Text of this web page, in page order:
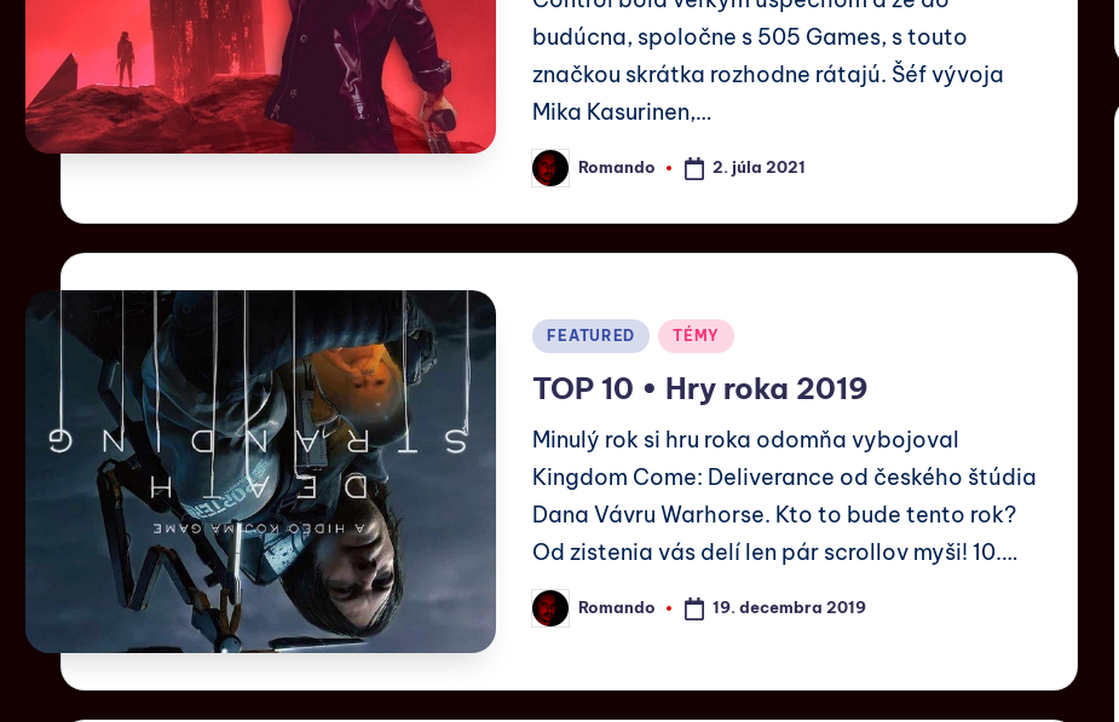
budúcna, spoločne s 505 Games, s touto
značkou skrátka rozhodne rátajú. Šéf vývoja
Mika Kasurinen,…
Romando 2. júla 2021
FEATURED TÉMY
TOP 10 • Hry roka 2019
Minulý rok si hru roka odomňa vybojoval
Kingdom Come: Deliverance od českého štúdia
Dana Vávru Warhorse. Kto to bude tento rok?
Od zistenia vás delí len pár scrollov myši! 10.…
Romando 19. decembra 2019